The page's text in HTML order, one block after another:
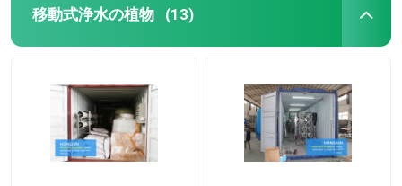
移動式浄水の植物 (13)